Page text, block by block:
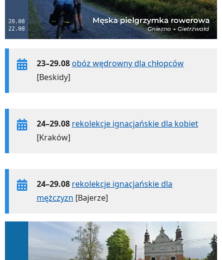
23–29.08obóz wędrowny dla chłopców
[Beskidy]
24–29.08 rekolekcje ignacjańskie dla kobiet
[Kraków]
24–29.08 rekolekcje ignacjańskie dla
mężczyzn [Bajerze]